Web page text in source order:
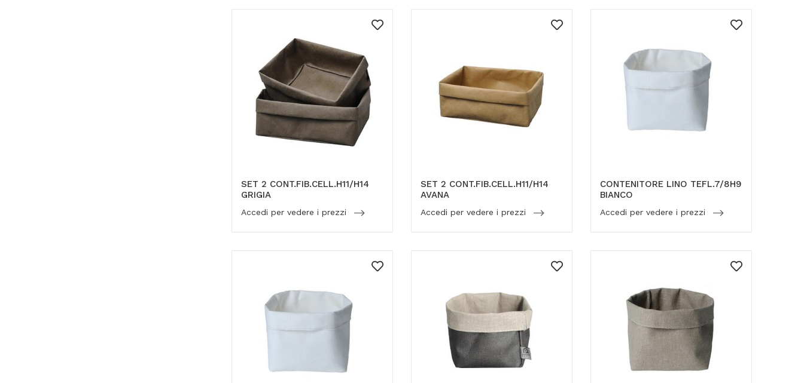
SET 2 CONT.FIB.CELL.H11/H14
GRIGIA
Accedi per vedere i prezzi
SET 2 CONT.FIB.CELL.H11/H14
AVANA
Accedi per vedere i prezzi
CONTENITORE LINO TEFL.7/8H9
BIANCO
Accedi per vedere i prezzi